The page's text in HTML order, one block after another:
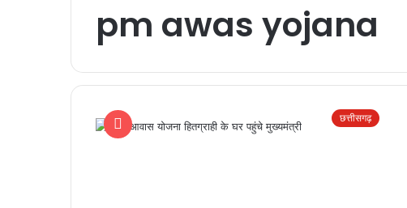
pm awas yojana
छत्तीसगढ़